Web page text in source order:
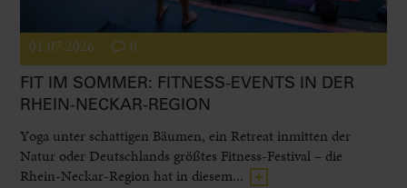
01.07.2026 0
FIT IM SOMMER: FITNESS-EVENTS IN DER
RHEIN-NECKAR-REGION
Yoga unter schattigen Bäumen, ein Retreat inmitten der
Natur oder Deutschlands größtes Fitness-Festival – die
Rhein-Neckar-Region hat in diesem...